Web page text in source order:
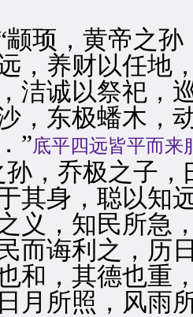
，黄帝之孙
，养财以任地
洁诚以祭祀，
，东极蟠木，
”底平四远皆平而来
孙，乔极之子
其身，聪以知
义，知民所急
而诲利之，历
和，其德也重
月所照，风雨